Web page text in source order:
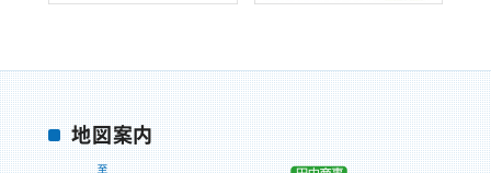
地図案内